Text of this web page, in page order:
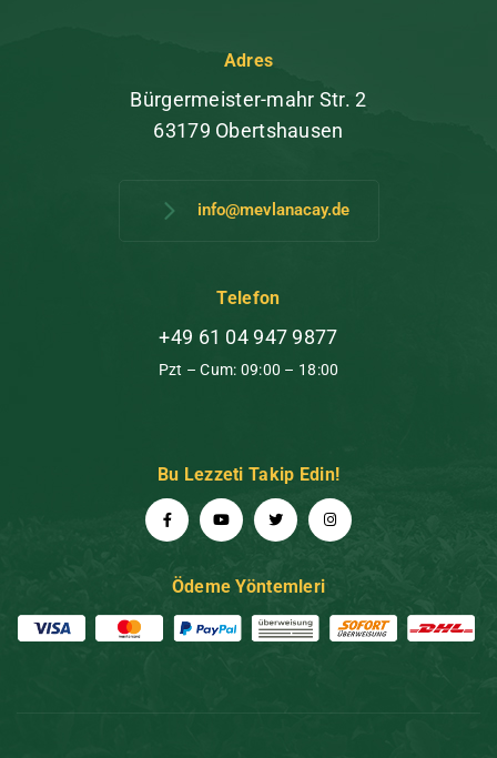
Adres
Bürgermeister-mahr Str. 2
63179 Obertshausen
info@mevlanacay.de
Telefon
+49 61 04 947 9877
Pzt – Cum: 09:00 – 18:00
Bu Lezzeti Takip Edin!
Ödeme Yöntemleri